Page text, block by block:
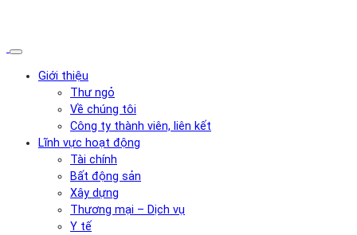
Giới thiệu
Thư ngỏ
Về chúng tôi
Công ty thành viên, liên kết
Lĩnh vực hoạt động
Tài chính
Bất động sản
Xây dựng
Thương mại – Dịch vụ
Y tế